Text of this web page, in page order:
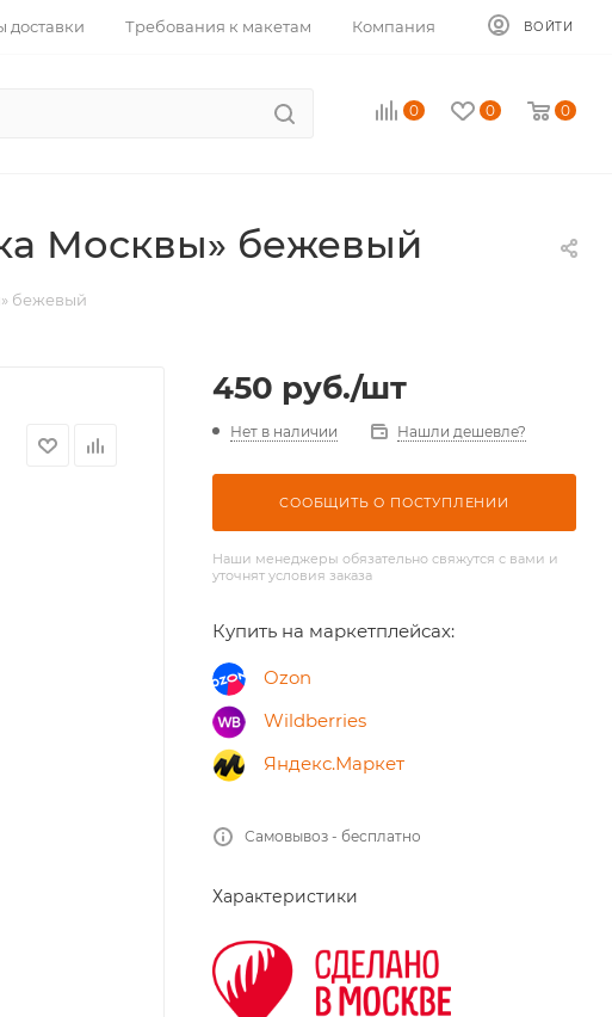
доставки Требования к макетам Компания ВОЙТИ
0 0 0
Москвы» бежевый
бежевый
450 руб./шт
Нет в наличии Нашли дешевле?
СООБЩИТЬ О ПОСТУПЛЕНИИ
Наши менеджеры обязательно свяжутся с вами и
уточнят условия заказа
Купить на маркетплейсах:
Ozon
Wildberries
Яндекс.Маркет
Самовывоз - бесплатно
Характеристики